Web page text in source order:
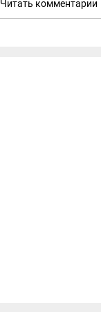
Читать комментарии